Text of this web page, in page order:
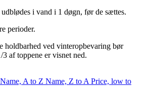
i vand i 1 døgn, før de sættes.
perioder.
holdbarhed ved vinteropbevaring bør
3 af toppene er visnet ned.
Name, A to Z Name, Z to APrice, low to